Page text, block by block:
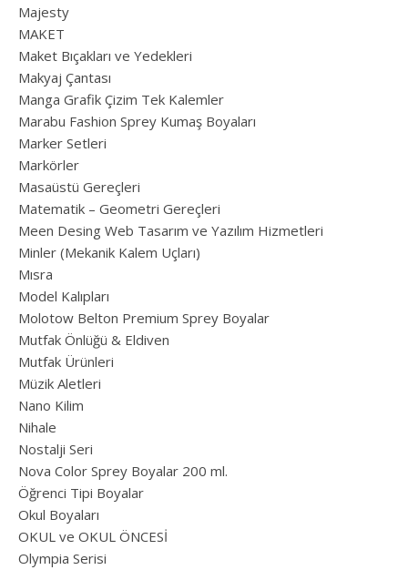
Majesty
MAKET
Maket Bıçakları ve Yedekleri
Makyaj Çantası
Manga Grafik Çizim Tek Kalemler
Marabu Fashion Sprey Kumaş Boyaları
Marker Setleri
Markörler
Masaüstü Gereçleri
Matematik – Geometri Gereçleri
Meen Desing Web Tasarım ve Yazılım Hizmetleri
Minler (Mekanik Kalem Uçları)
Mısra
Model Kalıpları
Molotow Belton Premium Sprey Boyalar
Mutfak Önlüğü & Eldiven
Mutfak Ürünleri
Müzik Aletleri
Nano Kilim
Nihale
Nostalji Seri
Nova Color Sprey Boyalar 200 ml.
Öğrenci Tipi Boyalar
Okul Boyaları
OKUL ve OKUL ÖNCESİ
Olympia Serisi